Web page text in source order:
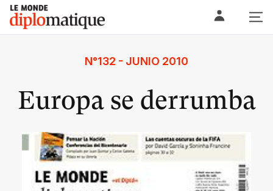
Skip
content
Le monde diplomatique
N°132 - JUNIO 2010
Europa se derrumba